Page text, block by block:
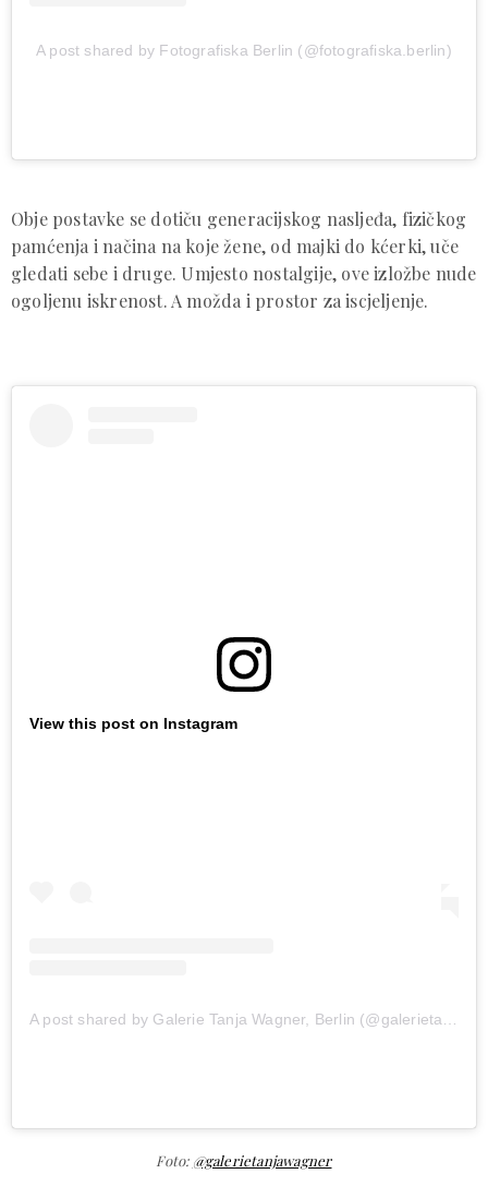
A post shared by Fotografiska Berlin (@fotografiska.berlin)
Obje postavke se dotiču generacijskog nasljeđa, fizičkog
pamćenja i načina na koje žene, od majki do kćerki, uče
gledati sebe i druge. Umjesto nostalgije, ove izložbe nude
ogoljenu iskrenost. A možda i prostor za iscjeljenje.
View this post on Instagram
Foto: @galerietanjawagner